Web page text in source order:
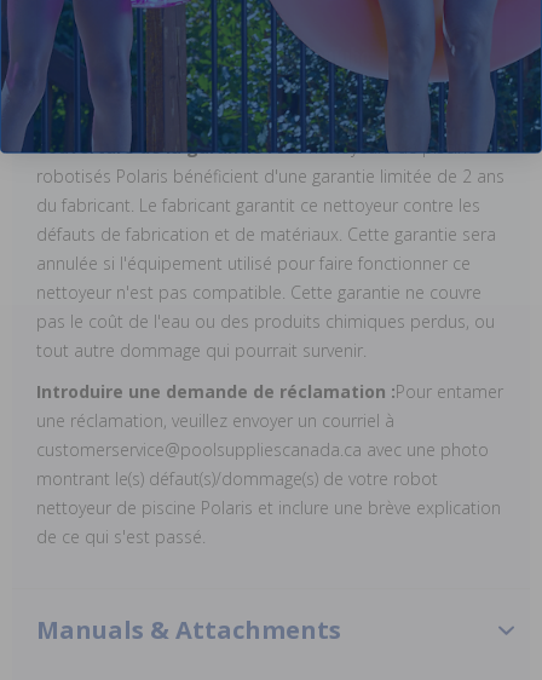
Couverture de la garantie :Les nettoyeurs de piscine
robotisés Polaris bénéficient d'une garantie limitée de 2 ans
du fabricant. Le fabricant garantit ce nettoyeur contre les
défauts de fabrication et de matériaux. Cette garantie sera
annulée si l'équipement utilisé pour faire fonctionner ce
nettoyeur n'est pas compatible. Cette garantie ne couvre
pas le coût de l'eau ou des produits chimiques perdus, ou
tout autre dommage qui pourrait survenir.
Introduire une demande de réclamation :Pour entamer
une réclamation, veuillez envoyer un courriel à
customerservice@poolsuppliescanada.ca avec une photo
montrant le(s) défaut(s)/dommage(s) de votre robot
nettoyeur de piscine Polaris et inclure une brève explication
de ce qui s'est passé.
Manuals & Attachments